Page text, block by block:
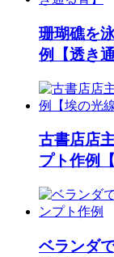
珊瑚礁を
例【透き通
古書店店
プト作例
ベランダ